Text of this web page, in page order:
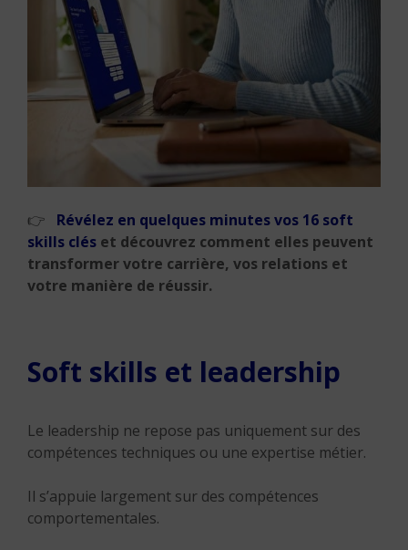
👉 Révélez en quelques minutes vos 16 soft
skills clés et découvrez comment elles peuvent
transformer votre carrière, vos relations et
votre manière de réussir.
Soft skills et leadership
Le leadership ne repose pas uniquement sur des
compétences techniques ou une expertise métier.
Il s’appuie largement sur des compétences
comportementales.